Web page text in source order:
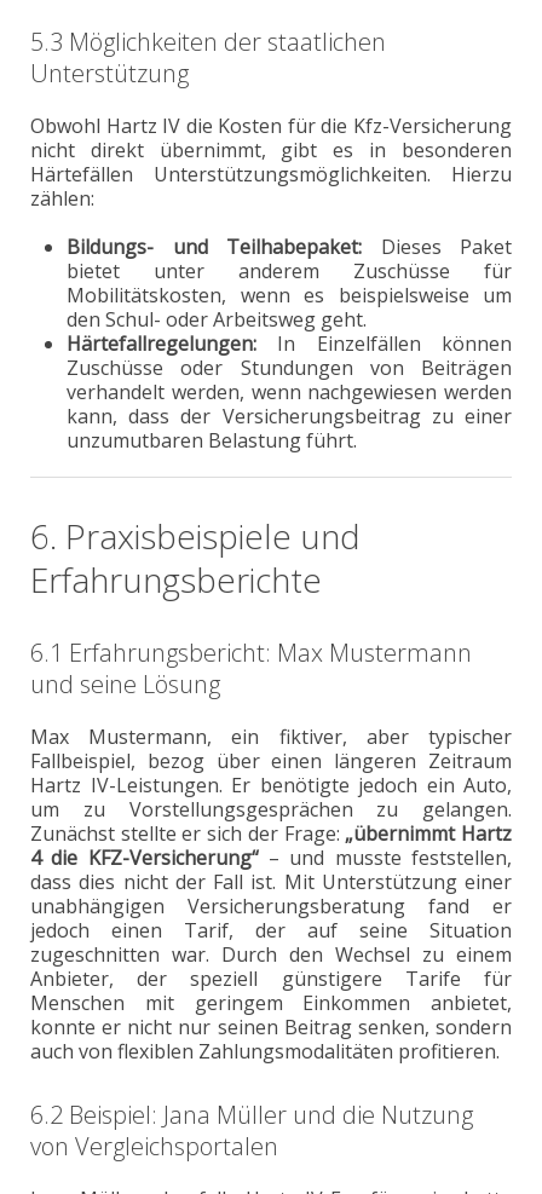
5.3 Möglichkeiten der staatlichen
Unterstützung
Obwohl Hartz IV die Kosten für die Kfz-Versicherung
nicht direkt übernimmt, gibt es in besonderen
Härtefällen Unterstützungsmöglichkeiten. Hierzu
zählen:
Bildungs- und Teilhabepaket: Dieses Paket
bietet unter anderem Zuschüsse für
Mobilitätskosten, wenn es beispielsweise um
den Schul- oder Arbeitsweg geht.
Härtefallregelungen: In Einzelfällen können
Zuschüsse oder Stundungen von Beiträgen
verhandelt werden, wenn nachgewiesen werden
kann, dass der Versicherungsbeitrag zu einer
unzumutbaren Belastung führt.
6. Praxisbeispiele und
Erfahrungsberichte
6.1 Erfahrungsbericht: Max Mustermann
und seine Lösung
Max Mustermann, ein fiktiver, aber typischer
Fallbeispiel, bezog über einen längeren Zeitraum
Hartz IV-Leistungen. Er benötigte jedoch ein Auto,
um zu Vorstellungsgesprächen zu gelangen.
Zunächst stellte er sich der Frage: „übernimmt Hartz
4 die KFZ-Versicherung“– und musste feststellen,
dass dies nicht der Fall ist. Mit Unterstützung einer
unabhängigen Versicherungsberatung fand er
jedoch einen Tarif, der auf seine Situation
zugeschnitten war. Durch den Wechsel zu einem
Anbieter, der speziell günstigere Tarife für
Menschen mit geringem Einkommen anbietet,
konnte er nicht nur seinen Beitrag senken, sondern
auch von flexiblen Zahlungsmodalitäten profitieren.
6.2 Beispiel: Jana Müller und die Nutzung
von Vergleichsportalen